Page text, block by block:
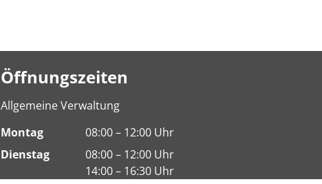
Öffnungszeiten
Allgemeine Verwaltung
Montag
08:00 – 12:00 Uhr
Dienstag
08:00 – 12:00 Uhr
14:00 – 16:30 Uhr